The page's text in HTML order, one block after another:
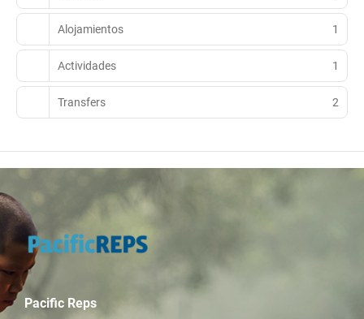
Alojamientos 1
Actividades 1
Transfers 2
Pacific Reps